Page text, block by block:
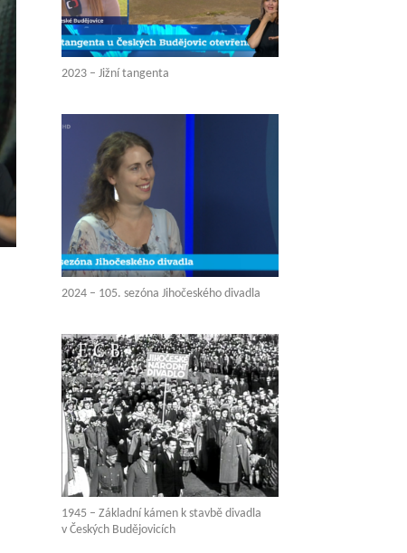
2023 – Jižní tangenta
2024 – 105. sezóna Jihočeského divadla
1945 – Základní kámen k stavbě divadla
v Českých Budějovicích